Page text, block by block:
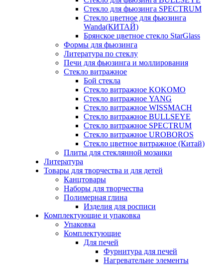
Стекло для фьюзинга SPECTRUM
Стекло цветное для фьюзинга
Wanda(КИТАЙ)
Брянское цветное стекло StarGlass
Формы для фьюзинга
Литература по стеклу
Печи для фьюзинга и моллирования
Стекло витражное
Бой стекла
Стекло витражное KOKOMO
Стекло витражное YANG
Стекло витражное WISSMACH
Стекло витражное BULLSEYE
Стекло витражное SPECTRUM
Стекло витражное UROBOROS
Стекло цветное витражное (Китай)
Плиты для стеклянной мозаики
Литература
Товары для творчества и для детей
Канцтовары
Наборы для творчества
Полимерная глина
Изделия для росписи
Комплектующие и упаковка
Упаковка
Комплектующие
Для печей
Фурнитура для печей
Нагревательне элементы